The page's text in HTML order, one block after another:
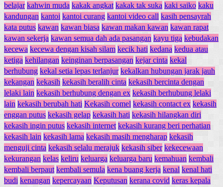
belajar kahwin muda kakak angkat kakak tak suka kaki saiko kaku
kandungan kantoi kantoi curang kantoi video call kasih pensayrah
kata putus kawan kawan biasa kawan makan kawan kawan rapat
kawan sekerja kawan semua dah ada pasangan kayu tiga kebudakan
kecewa kecewa dengan kisah silam kecik hati kedana kedua atau
ketiga kehilangan keinginan berpasangan kejar cinta kekal
berhubung kekal setia lepas terlanjur kekalkan hubungan jarak jauh
kekangan kekasih kekasih beralih cinta kekasih bercinta dengan
lelaki lain kekasih berhubung dengan ex kekasih berhubung lelaki
lain kekasih berubah hati Kekasih comel kekasih contact ex kekasih
enggan putus kekasih gelap kekasih hati kekasih hilangkan diri
kekasih ingin putus kekasih internet kekasih kurang beri perhatian
kekasih lain kekasih lama kekasih masih mengharap kekasih
menguji cinta kekasih selalu merajuk kekasih siber kekecewaan
kekurangan kelas keliru keluarga keluarga baru kemahuan kembali
kembali berpaut kembali semula kena buang kerja kenal kenal hati
budi kenangan kepercayaan Keputusan kerana covid keras kepala